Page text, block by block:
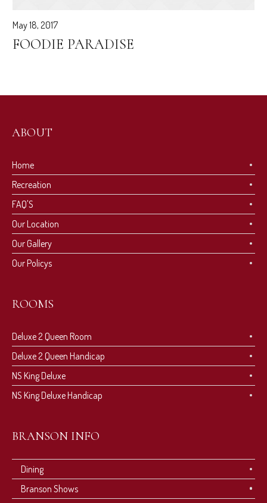
May 18, 2017
FOODIE PARADISE
ABOUT
Home
Recreation
FAQ'S
Our Location
Our Gallery
Our Policys
ROOMS
Deluxe 2 Queen Room
Deluxe 2 Queen Handicap
NS King Deluxe
NS King Deluxe Handicap
BRANSON INFO
Dining
Branson Shows